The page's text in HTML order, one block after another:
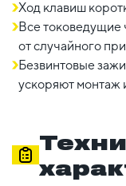
Ход клавиш
Все токоведущие
от случайного
Безвинтовые
ускоряют монтаж